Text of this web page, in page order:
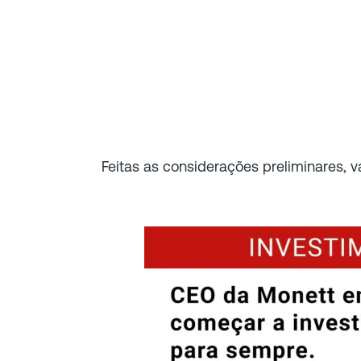
Feitas as considerações preliminares,